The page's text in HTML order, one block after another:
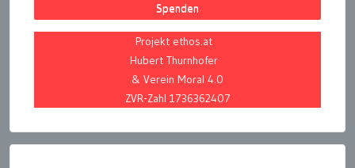
Spenden
Projekt ethos.at
Hubert Thurnhofer
& Verein Moral 4.0
ZVR-Zahl 1736362407